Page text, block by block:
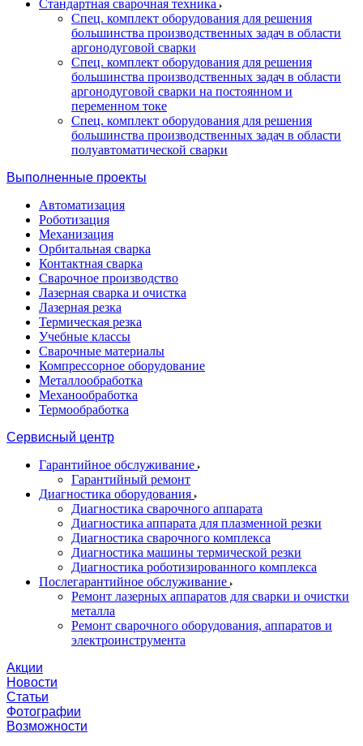
Стандартная сварочная техника
Спец. комплект оборудования для решения
большинства производственных задач в области
аргонодуговой сварки
Спец. комплект оборудования для решения
большинства производственных задач в области
аргонодуговой сварки на постоянном и
переменном токе
Спец. комплект оборудования для решения
большинства производственных задач в области
полуавтоматической сварки
Выполненные проекты
Автоматизация
Роботизация
Механизация
Орбитальная сварка
Контактная сварка
Сварочное производство
Лазерная сварка и очистка
Лазерная резка
Термическая резка
Учебные классы
Сварочные материалы
Компрессорное оборудование
Металлообработка
Механообработка
Термообработка
Сервисный центр
Гарантийное обслуживание
Гарантийный ремонт
Диагностика оборудования
Диагностика сварочного аппарата
Диагностика аппарата для плазменной резки
Диагностика сварочного комплекса
Диагностика машины термической резки
Диагностика роботизированного комплекса
Послегарантийное обслуживание
Ремонт лазерных аппаратов для сварки и очистки
металла
Ремонт сварочного оборудования, аппаратов и
электроинструмента
Акции
Новости
Статьи
Фотографии
Возможности